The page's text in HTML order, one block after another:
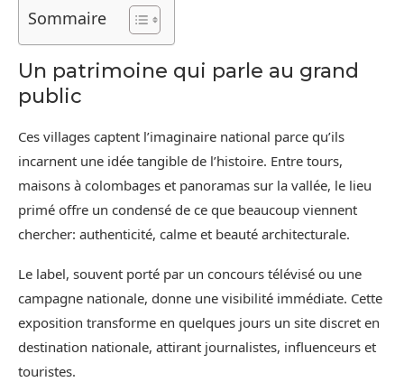
Sommaire
Un patrimoine qui parle au grand
public
Ces villages captent l’imaginaire national parce qu’ils
incarnent une idée tangible de l’histoire. Entre tours,
maisons à colombages et panoramas sur la vallée, le lieu
primé offre un condensé de ce que beaucoup viennent
chercher: authenticité, calme et beauté architecturale.
Le label, souvent porté par un concours télévisé ou une
campagne nationale, donne une visibilité immédiate. Cette
exposition transforme en quelques jours un site discret en
destination nationale, attirant journalistes, influenceurs et
touristes.